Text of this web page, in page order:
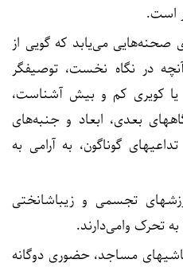
است.
صحنه‌هایی می‌یابد که گویی از
در نگاه نخست، توصیفگر
یا کویری کم و بیش آشناست،
بعدی، ابعاد و جنبه‌های
گوناگون، به آرامی به
تجسمی و زیباشانختی
تحرک وامی‌دارند.
مساجد، حضوری دوگانه